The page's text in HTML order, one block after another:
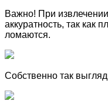
Важно! При
аккуратность, так как
ломаются.
Собственно так